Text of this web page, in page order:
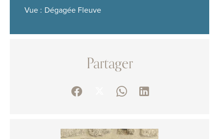
Vue
Dégagée Fleuve
Partager